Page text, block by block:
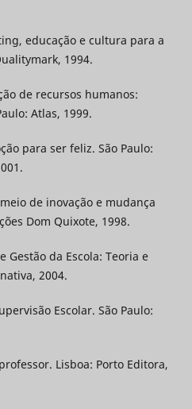
educação e cultura para a
1994.
de recursos humanos:
Atlas, 1999.
para ser feliz. São Paulo:
de inovação e mudança
Dom Quixote, 1998.
Gestão da Escola: Teoria e
2004.
Escolar. São Paulo:
Lisboa: Porto Editora,